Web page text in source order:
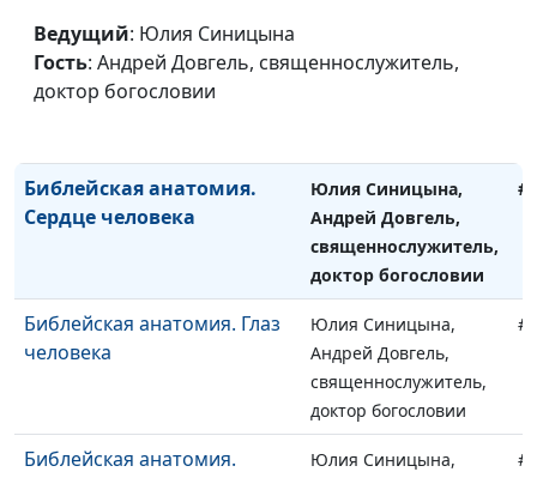
Ведущий: Юлия Синицына
Гость: Андрей Довгель, священнослужитель,
доктор богословии
Библейская анатомия.
Чрево человека
Юлия Синицына,
Андрей Довгель,
Библейская анатомия.
Сердце человека
Юлия Синицына,
Андрей Довгель,
священнослужитель,
доктор богословии
Библейская анатомия. Глаз
человека
Юлия Синицына,
Андрей Довгель,
священнослужитель,
доктор богословии
Библейская анатомия.
Юлия Синицына,